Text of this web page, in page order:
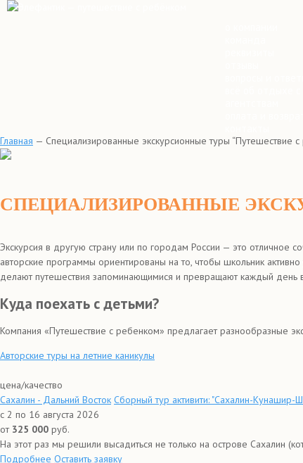
Главная — Специализированные экскурсионные туры “Путешествие
СПЕЦИАЛИЗИРОВАННЫЕ
Экскурсия в другую страну или по городам России — это отличное
авторские программы ориентированы на то, чтобы школьник
делают путешествия запоминающимися и превращают каждый день
Куда поехать с детьми?
Компания «Путешествие с ребенком» предлагает разнообразные
Авторские туры на летние каникулы
цена/качество
Сахалин - Дальний Восток Сборный тур активити: "Сахалин-Кунашир-
с 2 по 16 августа 2026
от 325 000 руб.
На этот раз мы решили высадиться не только на острове Сахалин
Подробнее Оставить заявку